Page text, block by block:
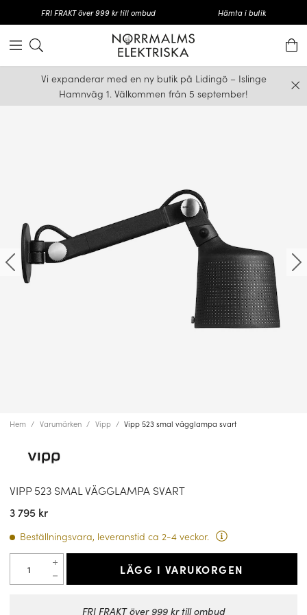
FRI FRAKT över 999 kr till ombud Hämta i butik
Vi expanderar med en ny butik på Lidingö – Islinge
Hamnväg 1. Välkommen från 5 september!
Hem Varumärken Vipp Vipp 523 smal vägglampa svart
VIPP 523 SMAL VÄGGLAMPA SVART
3 795 kr
Beställningsvara, leveranstid ca 2-4 veckor.
LÄGG I VARUKORGEN
FRI FRAKT över 999 kr till ombud